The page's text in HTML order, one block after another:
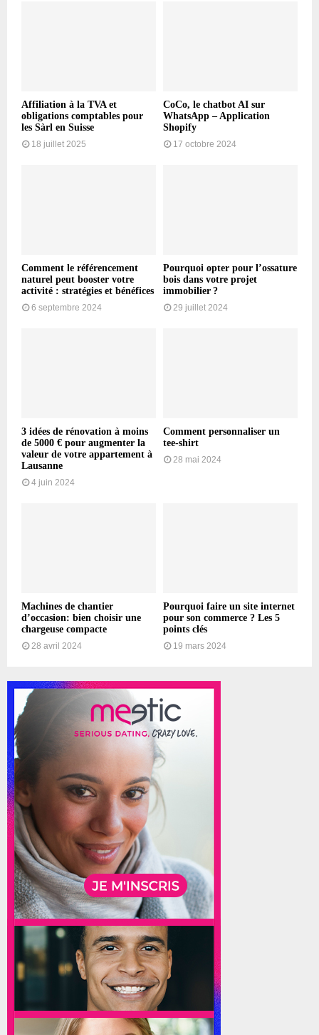
Affiliation à la TVA et
obligations comptables pour
les Sàrl en Suisse
18 juillet 2025
CoCo, le chatbot AI sur
WhatsApp – Application
Shopify
17 octobre 2024
Comment le référencement
naturel peut booster votre
activité : stratégies et bénéfices
6 septembre 2024
Pourquoi opter pour l’ossature
bois dans votre projet
immobilier ?
29 juillet 2024
3 idées de rénovation à moins
de 5000 € pour augmenter la
valeur de votre appartement à
Lausanne
4 juin 2024
Comment personnaliser un
tee-shirt
28 mai 2024
Machines de chantier
d’occasion: bien choisir une
chargeuse compacte
28 avril 2024
Pourquoi faire un site internet
pour son commerce ? Les 5
points clés
19 mars 2024